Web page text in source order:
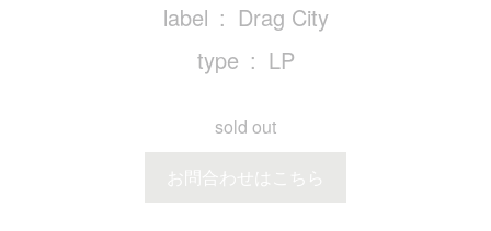
label
Drag City
type
LP
sold out
お問合わせはこちら